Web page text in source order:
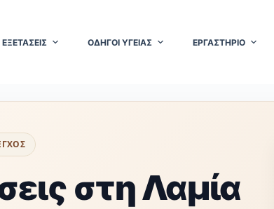
ΕΞΕΤΑΣΕΙΣ ΟΔΗΓΟΙ ΥΓΕΙΑΣ ΕΡΓΑΣΤΗΡΙΟ
στη Λαμία